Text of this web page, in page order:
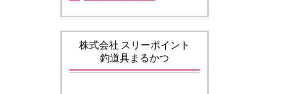
株式会社 スリーポイント
釣道具まるかつ